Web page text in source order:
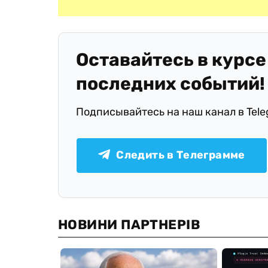
Оставайтесь в курсе
последних событий!
Подписывайтесь на наш канал в
Следить в Телеграмме